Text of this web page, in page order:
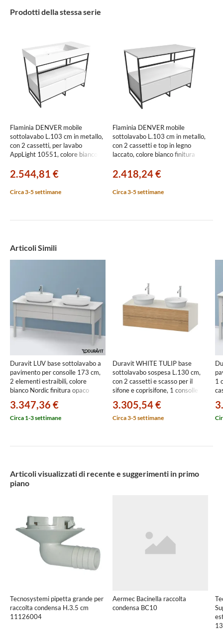
Prodotti della stessa serie
Flaminia DENVER mobile
sottolavabo L.103 cm in metallo,
con 2 cassetti, per lavabo
AppLight 10551, colore bianco
2.544,81 €
Circa 3-5 settimane
Flaminia DENVER mobile
sottolavabo L.103 cm in metallo,
con 2 cassetti e top in legno
laccato, colore bianco finitura
2.418,24 €
Circa 3-5 settimane
Articoli Simili
Duravit LUV base sottolavabo a
pavimento per consolle 173 cm,
2 elementi estraibili, colore
bianco Nordic finitura opaco
3.347,36 €
Circa 1-3 settimane
Duravit WHITE TULIP base
sottolavabo sospesa L.130 cm,
con 2 cassetti e scasso per il
sifone e coprisifone, 1 consolle
finitura rovere naturale massello,
corpo colore bianco nordic
3.305,54 €
Circa 3-5 settimane
1
Articoli visualizzati di recente e suggerimenti in primo
piano
Tecnosystemi pipetta grande per
raccolta condensa H.3.5 cm
11126004
Aermec Bacinella raccolta
condensa BC10